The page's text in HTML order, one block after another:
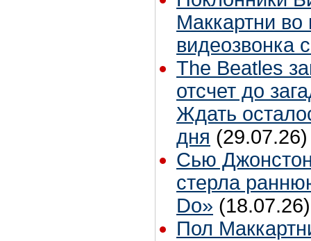
Маккартни во
видеозвонка
The Beatles
отсчет до
Ждать
дня (29.07.26)
Сью
стерла
Do» (18.07.26)
Пол